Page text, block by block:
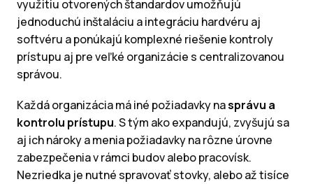
využitiu otvorených štandardov umožňujú
jednoduchú inštaláciu a integráciu hardvéru aj
softvéru a ponúkajú komplexné riešenie kontroly
prístupu aj pre veľké organizácie s centralizovanou
správou.
Každá organizácia má iné požiadavky nasprávu a
kontrolu prístupu. S tým ako expandujú, zvyšujú sa
aj ich nároky a menia požiadavky na rôzne úrovne
zabezpečenia v rámci budov alebo pracovísk.
Nezriedka je nutné spravovať stovky, alebo až tisíce